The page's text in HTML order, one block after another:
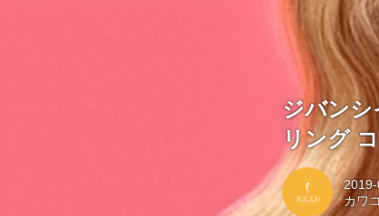
ジバンシ
リング
カワ